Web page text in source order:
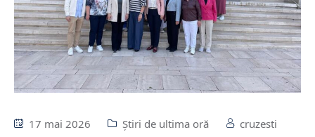
17 mai 2026 Știri de ultima oră
cruzesti